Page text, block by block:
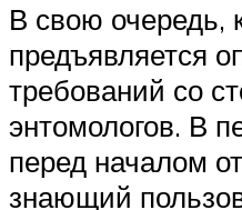
В свою очередь,
предъявляется
требований со
энтомологов. В
перед началом
знающий